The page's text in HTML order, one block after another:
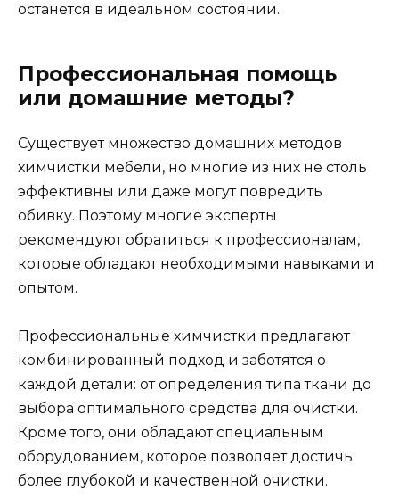
останется в идеальном состоянии.
Профессиональная помощь
или домашние методы?
Существует множество домашних методов
химчистки мебели, но многие из них не столь
эффективны или даже могут повредить
обивку. Поэтому многие эксперты
рекомендуют обратиться к профессионалам,
которые обладают необходимыми навыками и
опытом.
Профессиональные химчистки предлагают
комбинированный подход и заботятся о
каждой детали: от определения типа ткани до
выбора оптимального средства для очистки.
Кроме того, они обладают специальным
оборудованием, которое позволяет достичь
более глубокой и качественной очистки.